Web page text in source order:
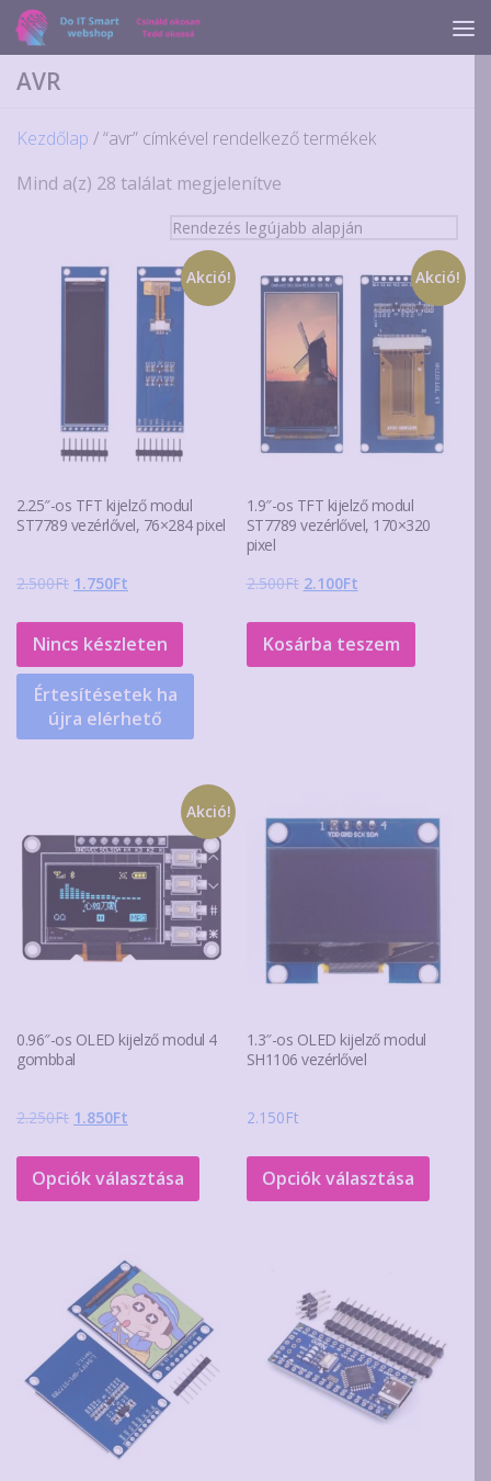
Skip to content
AVR
Kezdőlap / “avr” címkével rendelkező termékek
Mind a(z) 28 találat megjelenítve
latest
Akció!
2.25″-os TFT kijelző modul
ST7789 vezérlővel, 76×284 pixel
2.500Ft Original
was:
2.500Ft.
1.750Ft
is:
1.750Ft.
Nincs készleten
Értesítésetek ha
újra elérhető
Akció!
1.9″-os TFT kijelző modul
ST7789 vezérlővel, 170×320
pixel
2.500Ft Original
was:
2.500Ft.
2.100FtCurrent
is:
2.100Ft.
Kosárba teszem
Akció!
0.96″-os OLED kijelző modul 4
gombbal
2.250Ft Original
was:
2.250Ft.
1.850Ft
is:
1.850Ft.
Opciók választása
terméknek
A
változatok
a
termékoldalon
1.3″-os OLED kijelző modul
SH1106 vezérlővel
2.150Ft
Opciók választása
Ennek
a